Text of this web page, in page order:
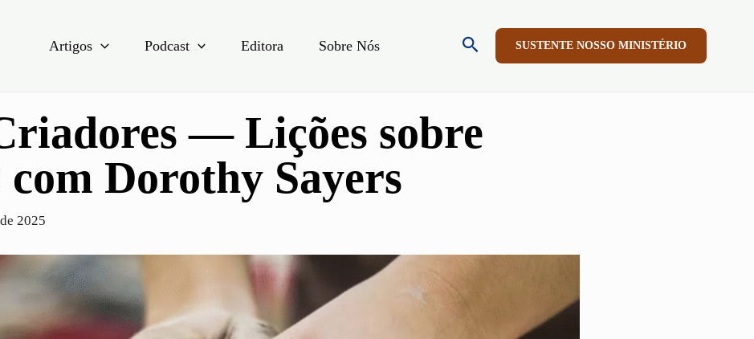
Artigos Podcast Editora Sobre Nós PesquisarSUSTENTE NOSSO MINISTÉRIO
— Lições sobre
com Dorothy Sayers
2025